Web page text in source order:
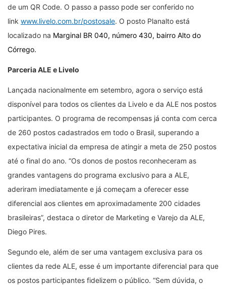
de um QR Code. O passo a passo pode ser conferido no
link www.livelo.com.br/postosale. O posto Planalto está
localizado na Marginal BR 040, número 430, bairro Alto do
Córrego.
Parceria ALE e Livelo
Lançada nacionalmente em setembro, agora o serviço está
disponível para todos os clientes da Livelo e da ALE nos postos
participantes. O programa de recompensas já conta com cerca
de 260 postos cadastrados em todo o Brasil, superando a
expectativa inicial da empresa de atingir a meta de 250 postos
até o final do ano. “Os donos de postos reconheceram as
grandes vantagens do programa exclusivo para a ALE,
aderiram imediatamente e já começam a oferecer esse
diferencial aos clientes em aproximadamente 200 cidades
brasileiras”, destaca o diretor de Marketing e Varejo da ALE,
Diego Pires.
Segundo ele, além de ser uma vantagem exclusiva para os
clientes da rede ALE, esse é um importante diferencial para que
os postos participantes fidelizem o público. “Sem dúvida, o